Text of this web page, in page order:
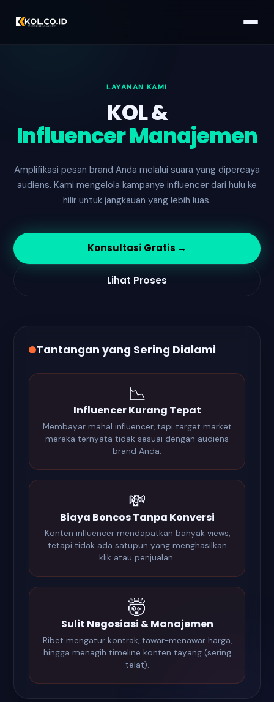
LAYANAN KAMI
KOL &
Influencer Manajemen
Amplifikasi pesan brand Anda melalui suara yang dipercaya
audiens. Kami mengelola kampanye influencer dari hulu ke
hilir untuk jangkauan yang lebih luas.
Konsultasi Gratis →
Lihat Proses
Tantangan yang Sering Dialami
📉
Influencer Kurang Tepat
Membayar mahal influencer, tapi target market
mereka ternyata tidak sesuai dengan audiens
brand Anda.
💸
Biaya Boncos Tanpa Konversi
Konten influencer mendapatkan banyak views,
tetapi tidak ada satupun yang menghasilkan
klik atau penjualan.
🤯
Sulit Negosiasi & Manajemen
Ribet mengatur kontrak, tawar-menawar harga,
hingga menagih timeline konten tayang (sering
telat).